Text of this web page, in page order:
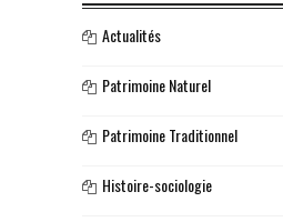
Actualités
Patrimoine Naturel
Patrimoine Traditionnel
Histoire-sociologie